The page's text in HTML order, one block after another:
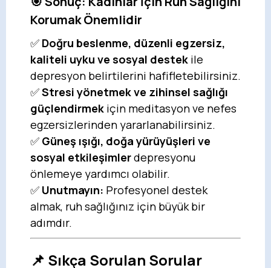
Korumak Önemlidir
✅ Doğru beslenme, düzenli egzersiz,
kaliteli uyku ve sosyal destek ile
depresyon belirtilerini hafifletebilirsiniz.
✅Stresi yönetmek ve zihinsel sağlığı
güçlendirmek için meditasyon ve nefes
egzersizlerinden yararlanabilirsiniz.
✅ Güneş ışığı, doğa yürüyüşleri ve
sosyal etkileşimlerdepresyonu
önlemeye yardımcı olabilir.
✅ Unutmayın: Profesyonel destek
almak, ruh sağlığınız için büyük bir
adımdır.
📌 Sıkça Sorulan Sorular